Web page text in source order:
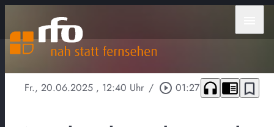
Fr., 20.06.2025 , 12:40 Uhr / play_circle_outline 01:27 headphones chrome_reader_mode bookmark_border